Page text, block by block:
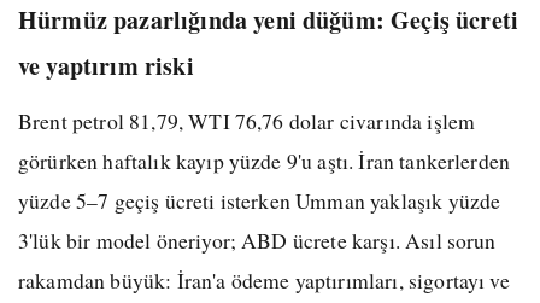
Hürmüz pazarlığında yeni düğüm: Geçiş ücreti
ve yaptırım riski
Brent petrol 81,79, WTI 76,76 dolar civarında işlem
görürken haftalık kayıp yüzde 9'u aştı. İran tankerlerden
yüzde 5–7 geçiş ücreti isterken Umman yaklaşık yüzde
3'lük bir model öneriyor; ABD ücrete karşı. Asıl sorun
rakamdan büyük: İran'a ödeme yaptırımları, sigortayı ve